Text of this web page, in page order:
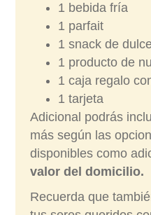
1 bebida fría
1 parfait
1 snack de
1 producto de
1 caja regalo
1 tarjeta
Adicional podrás
más según las
disponibles como
valor del domicilio.
Recuerda que